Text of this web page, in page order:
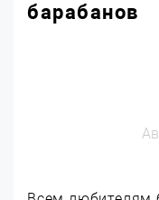
барабанов